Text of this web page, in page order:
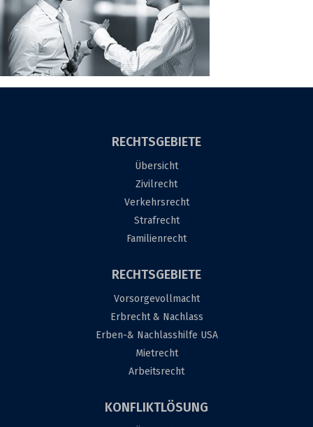
RECHTSGEBIETE
Übersicht
Zivilrecht
Verkehrsrecht
Strafrecht
Familienrecht
RECHTSGEBIETE
Vorsorgevollmacht
Erbrecht & Nachlass
Erben-& Nachlasshilfe USA
Mietrecht
Arbeitsrecht
KONFLIKTLÖSUNG